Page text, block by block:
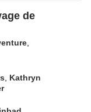
de
Kathryn